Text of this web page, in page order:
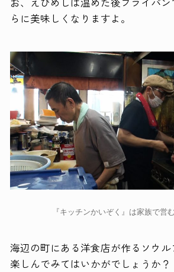
らに美味しくなりますよ。
『キッチンかいぞく』は家族で営
海辺の町にある洋食店が作るソウ
楽しんでみてはいかがでしょうか？